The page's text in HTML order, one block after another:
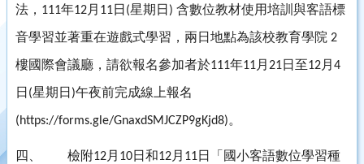
法， 111年12月 11日 (星期日 ) 含數位教材使用培訓與客語標
音學習並著重在遊戲式學習，兩日地點為該校教育學院 2
樓國際會議廳，請欲報名參加者於111年11月 21日至12月 4
日 (星期日 )午夜前完成線上報名
(https://forms.gle/GnaxdSMJCZP9gKjd8)。
四、 檢附12月 10日和12月 11日「國小客語數位學習種